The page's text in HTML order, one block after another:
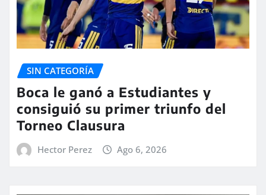
SIN CATEGORÍA
Boca le ganó a Estudiantes y
consiguió su primer triunfo del
Torneo Clausura
Hector Perez Ago 6, 2026